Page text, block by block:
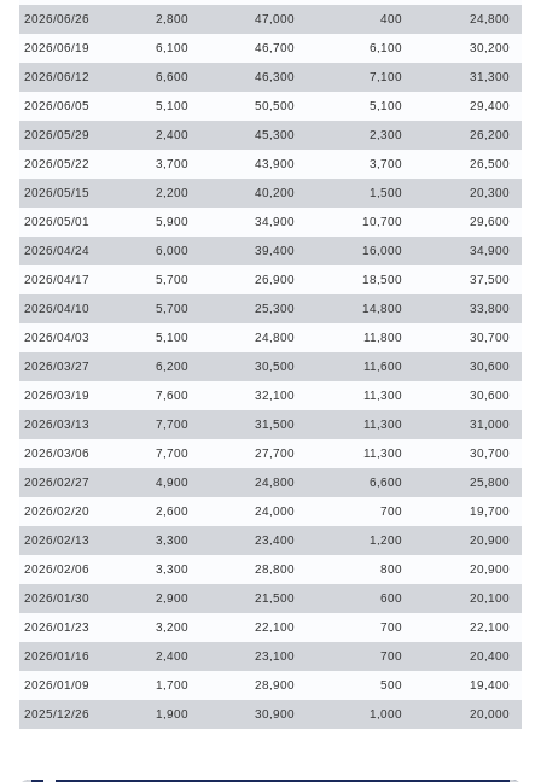
2026/06/26 2,800 47,000 400 24,800
2026/06/19 6,100 46,700 6,100 30,200
2026/06/12 6,600 46,300 7,100 31,300
2026/06/05 5,100 50,500 5,100 29,400
2026/05/29 2,400 45,300 2,300 26,200
2026/05/22 3,700 43,900 3,700 26,500
2026/05/15 2,200 40,200 1,500 20,300
2026/05/01 5,900 34,900 10,700 29,600
2026/04/24 6,000 39,400 16,000 34,900
2026/04/17 5,700 26,900 18,500 37,500
2026/04/10 5,700 25,300 14,800 33,800
2026/04/03 5,100 24,800 11,800 30,700
2026/03/27 6,200 30,500 11,600 30,600
2026/03/19 7,600 32,100 11,300 30,600
2026/03/13 7,700 31,500 11,300 31,000
2026/03/06 7,700 27,700 11,300 30,700
2026/02/27 4,900 24,800 6,600 25,800
2026/02/20 2,600 24,000 700 19,700
2026/02/13 3,300 23,400 1,200 20,900
2026/02/06 3,300 28,800 800 20,900
2026/01/30 2,900 21,500 600 20,100
2026/01/23 3,200 22,100 700 22,100
2026/01/16 2,400 23,100 700 20,400
2026/01/09 1,700 28,900 500 19,400
2025/12/26 1,900 30,900 1,000 20,000